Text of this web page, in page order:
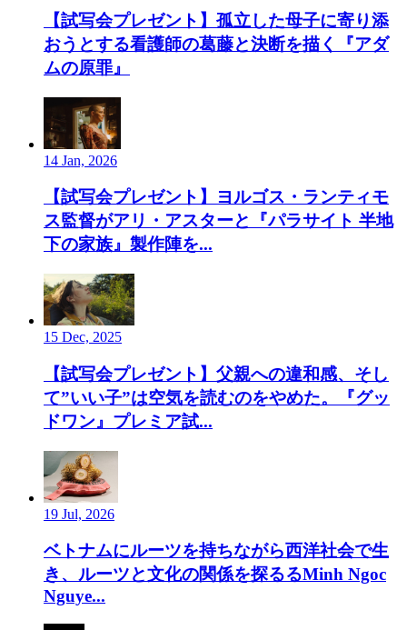
【試写会プレゼント】孤立した母子に寄り添
おうとする看護師の葛藤と決断を描く『アダ
ムの原罪』
14 Jan, 2026
【試写会プレゼント】ヨルゴス・ランティモ
ス監督がアリ・アスターと『パラサイト 半地
下の家族』製作陣を...
15 Dec, 2025
【試写会プレゼント】父親への違和感、そし
て”いい子”は空気を読むのをやめた。『グッ
ドワン』プレミア試...
19 Jul, 2026
ベトナムにルーツを持ちながら西洋社会で生
き、ルーツと文化の関係を探るるMinh Ngoc
Nguye...